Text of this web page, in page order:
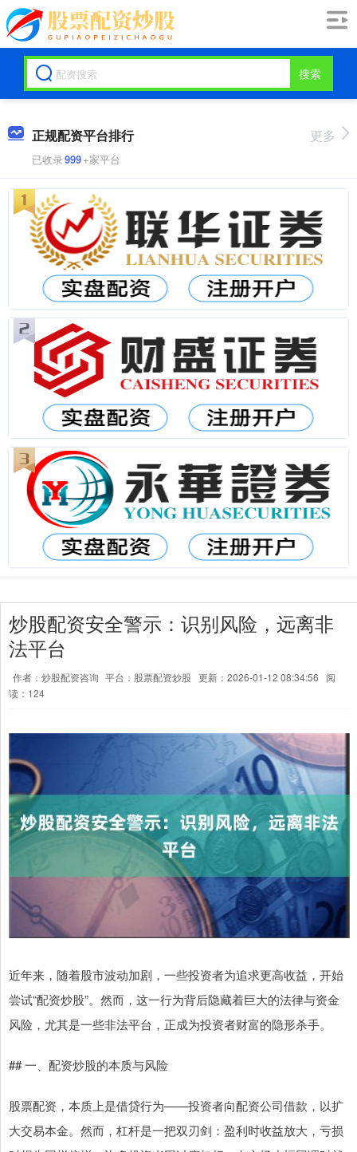
搜索
正规配资平台排行
已收录999+家平台
更多
炒股配资安全警示：识别风险，远离非
法平台
作者：炒股配资咨询 平台：股票配资炒股 更新：2026-01-12 08:34:56
阅
读：124
近年来，随着股市波动加剧，一些投资者为追求更高收益，开始
尝试“配资炒股”。然而，这一行为背后隐藏着巨大的法律与资金
风险，尤其是一些非法平台，正成为投资者财富的隐形杀手。
## 一、配资炒股的本质与风险
股票配资，本质上是借贷行为——投资者向配资公司借款，以扩
大交易本金。然而，杠杆是一把双刃剑：盈利时收益放大，亏损